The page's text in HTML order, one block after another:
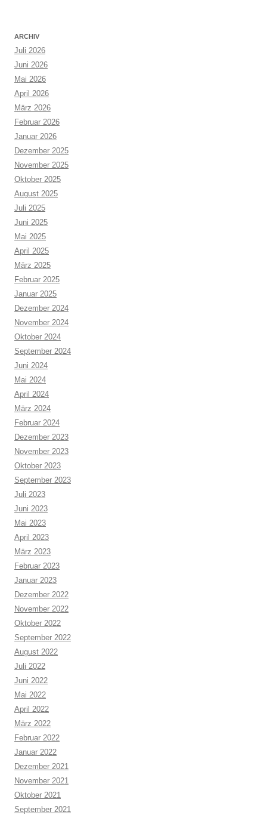
ARCHIV
Juli 2026
Juni 2026
Mai 2026
April 2026
März 2026
Februar 2026
Januar 2026
Dezember 2025
November 2025
Oktober 2025
August 2025
Juli 2025
Juni 2025
Mai 2025
April 2025
März 2025
Februar 2025
Januar 2025
Dezember 2024
November 2024
Oktober 2024
September 2024
Juni 2024
Mai 2024
April 2024
März 2024
Februar 2024
Dezember 2023
November 2023
Oktober 2023
September 2023
Juli 2023
Juni 2023
Mai 2023
April 2023
März 2023
Februar 2023
Januar 2023
Dezember 2022
November 2022
Oktober 2022
September 2022
August 2022
Juli 2022
Juni 2022
Mai 2022
April 2022
März 2022
Februar 2022
Januar 2022
Dezember 2021
November 2021
Oktober 2021
September 2021